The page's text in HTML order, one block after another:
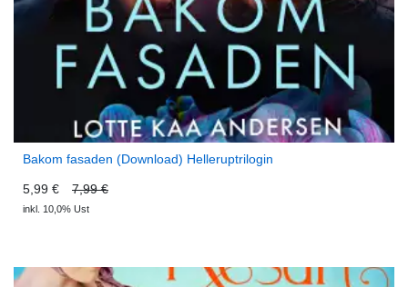
Bakom fasaden (Download) Helleruptrilogin
5,99 € 7,99 €
inkl. 10,0% Ust